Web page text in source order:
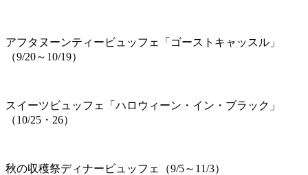
アフタヌーンティービュッフェ「ゴーストキャッスル」
（9/20～10/19）
スイーツビュッフェ「ハロウィーン・イン・ブラック」
（10/25・26）
秋の収穫祭ディナービュッフェ（9/5～11/3）